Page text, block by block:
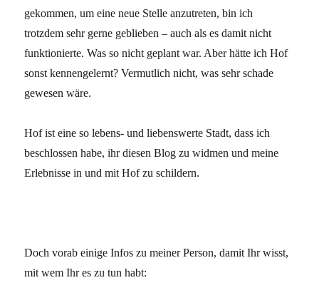
gekommen, um eine neue Stelle anzutreten, bin ich
trotzdem sehr gerne geblieben – auch als es damit nicht
funktionierte. Was so nicht geplant war. Aber hätte ich Hof
sonst kennengelernt? Vermutlich nicht, was sehr schade
gewesen wäre.
Hof ist eine so lebens- und liebenswerte Stadt, dass ich
beschlossen habe, ihr diesen Blog zu widmen und meine
Erlebnisse in und mit Hof zu schildern.
Doch vorab einige Infos zu meiner Person, damit Ihr wisst,
mit wem Ihr es zu tun habt: